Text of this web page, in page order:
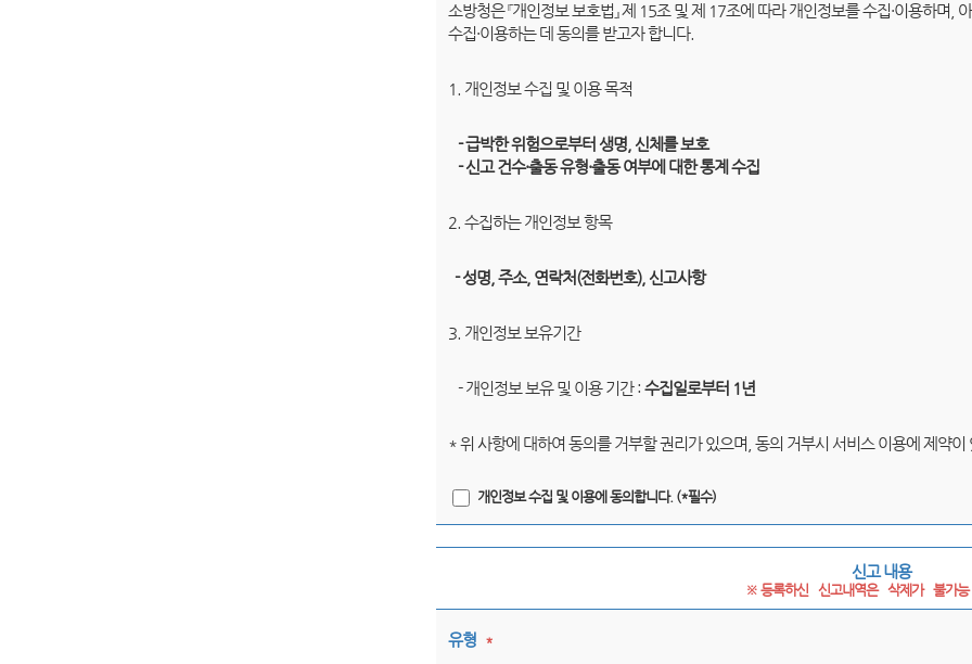
소방청은 『개인정보 보호법』 제 15조 및 제 17조에 따라 개인정보를 수집·이용하며,
수집·이용하는 데 동의를 받고자 합니다.
1. 개인정보 수집 및 이용 목적
- 급박한 위험으로부터 생명, 신체를 보호
- 신고 건수·출동 유형·출동 여부에 대한 통계 수집
2. 수집하는 개인정보 항목
- 성명, 주소, 연락처(전화번호), 신고사항
3. 개인정보 보유기간
- 개인정보 보유 및 이용 기간 : 수집일로부터 1년
* 위 사항에 대하여 동의를 거부할 권리가 있으며, 동의 거부시 서비스 이용에 제약이
개인정보 수집 및 이용에 동의합니다. (*필수)
신고 내용
※ 등록하신   신고내역은   삭제가   불가능
유형 *